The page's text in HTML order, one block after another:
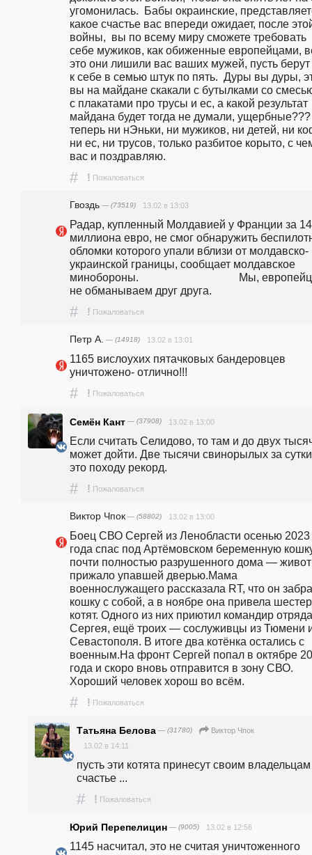
угомонилась.  Бабы окраинские,
какое счастье вас впереди ожидает, после
войны,  вы по всему миру сможете требовать
себе мужиков, как обиженные европейцами,
это они лишили вас ваших мужей, пусть берут
к себе в семью штук по пять.  Дуры вы дуры,
вы на майдане скакали с бутылками со
с плакатами про трусы и ес, а какой результат
майдана будет тогда не думали,
теперь ни нЭньки, ни мужиков, ни детей, ни
ни ес, ни трусов, только разбитое корыто, с
вас и поздравляю.
# ! Пожаловаться
Гвоздь — (73519) 13.02 в 13:03
Радар, купленный Молдавией у Франции за
миллиона евро, не смог обнаружить
обломки которого упали вблизи от молдавско-
украинской границы, сообщает молдавское
минобороны.                                    Мы,
не обманываем друг друга.
# ! Пожаловаться
Петр А. — (14918) 13.02 в 13:01
1165 вислоухих пятачковых бандеровцев
уничтожено- отлично!!!
# ! Пожаловаться
Семён Кант — (37908) 13.02 в 13:00
Если считать Селидово, то там и до двух
может дойти. Две тысячи свинорылых за
это походу рекорд.
# ! Пожаловаться
Виктор Чпок — (58802) 13.02 в 13:00
Боец СВО Сергей из Ленобласти осенью 2023
года спас под Артёмовском беременную
почти полностью разрушенного дома —
прижало упавшей дверью.Мама
военнослужащего рассказала RT, что он
кошку с собой, а в ноябре она привела
котят. Одного из них приютил командир отряда
Сергея, ещё троих — сослуживцы из Тюмени
Севастополя. В итоге два котёнка остались с
военным.На фронт Сергей попал в октябре
года и скоро вновь отправится в зону СВО.
Хороший человек хорош во всём.
# ! Пожаловаться
Татьяна Белова — (31780)
Виктор Чпок
13.02 в 14:11
пусть эти котята принесут своим владельцам
счастье ...
# ! Пожаловаться
Юрий Перепелицин — (9005) 13.02 в 12:56
1145 насчитал, это не считая уничтоженного